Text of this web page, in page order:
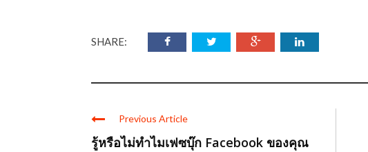
SHARE:
Previous Article
รู้หรือไม่ทำไมเฟซบุ๊ก Facebook ของคุณ